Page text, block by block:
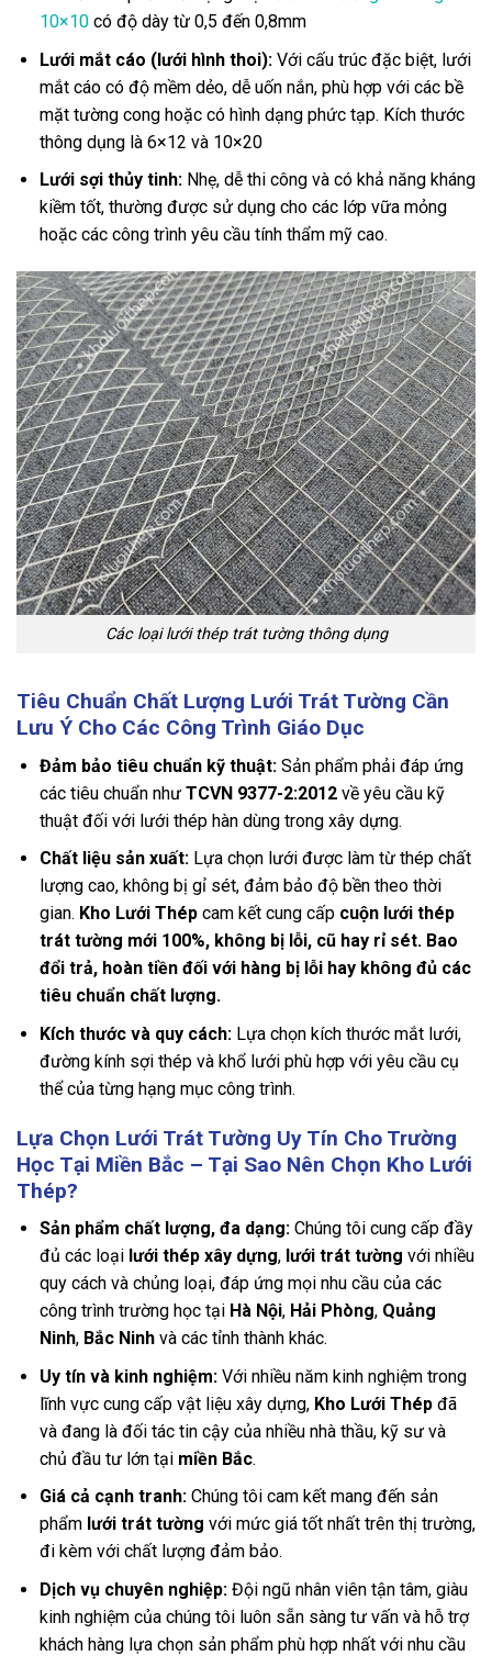
10×10có độ dày từ 0,5 đến 0,8mm
Lưới mắt cáo (lưới hình thoi):Với cấu trúc đặc biệt, lưới
mắt cáo có độ mềm dẻo, dễ uốn nắn, phù hợp với các bề
mặt tường cong hoặc có hình dạng phức tạp. Kích thước
thông dụng là 6×12 và 10×20
Lưới sợi thủy tinh:Nhẹ, dễ thi công và có khả năng kháng
kiềm tốt, thường được sử dụng cho các lớp vữa mỏng
hoặc các công trình yêu cầu tính thẩm mỹ cao.
Các loại lưới thép trát tường thông dụng
Tiêu Chuẩn Chất Lượng Lưới Trát Tường Cần
Lưu Ý Cho Các Công Trình Giáo Dục
Đảm bảo tiêu chuẩn kỹ thuật:Sản phẩm phải đáp ứng
các tiêu chuẩn như TCVN 9377-2:2012về yêu cầu kỹ
thuật đối với lưới thép hàn dùng trong xây dựng.
Chất liệu sản xuất:Lựa chọn lưới được làm từ thép chất
lượng cao, không bị gỉ sét, đảm bảo độ bền theo thời
gian. Kho Lưới Thépcam kết cung cấp cuộn lưới thép
trát tường mới 100%, không bị lỗi, cũ hay rỉ sét. Bao
đổi trả, hoàn tiền đối với hàng bị lỗi hay không đủ các
tiêu chuẩn chất lượng.
Kích thước và quy cách:Lựa chọn kích thước mắt lưới,
đường kính sợi thép và khổ lưới phù hợp với yêu cầu cụ
thể của từng hạng mục công trình.
Lựa Chọn Lưới Trát Tường Uy Tín Cho Trường
Học Tại Miền Bắc – Tại Sao Nên Chọn Kho Lưới
Thép?
Sản phẩm chất lượng, đa dạng:Chúng tôi cung cấp đầy
đủ các loại lưới thép xây dựng, lưới trát tường với nhiều
quy cách và chủng loại, đáp ứng mọi nhu cầu của các
công trình trường học tại Hà Nội, Hải Phòng, Quảng
Ninh, Bắc Ninhvà các tỉnh thành khác.
Uy tín và kinh nghiệm:Với nhiều năm kinh nghiệm trong
lĩnh vực cung cấp vật liệu xây dựng, Kho Lưới Thépđã
và đang là đối tác tin cậy của nhiều nhà thầu, kỹ sư và
chủ đầu tư lớn tại miền Bắc.
Giá cả cạnh tranh:Chúng tôi cam kết mang đến sản
phẩm lưới trát tường với mức giá tốt nhất trên thị trường,
đi kèm với chất lượng đảm bảo.
Dịch vụ chuyên nghiệp:Đội ngũ nhân viên tận tâm, giàu
kinh nghiệm của chúng tôi luôn sẵn sàng tư vấn và hỗ trợ
khách hàng lựa chọn sản phẩm phù hợp nhất với nhu cầu